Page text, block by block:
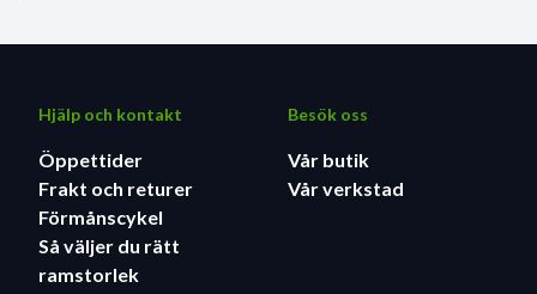
Hjälp och kontakt
Öppettider
Frakt och returer
Förmånscykel
Så väljer du rätt
ramstorlek
Besök oss
Vår butik
Vår verkstad